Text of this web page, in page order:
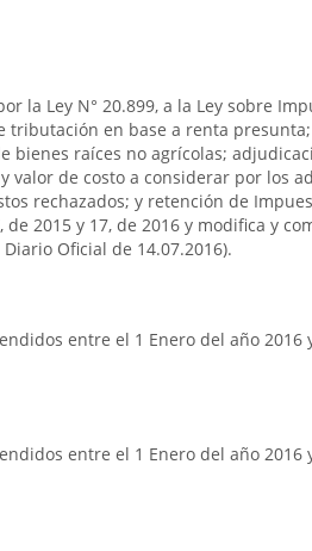
la Ley N° 20.899, a la Ley sobre
tributación en base a renta
bienes raíces no agrícolas;
valor de costo a considerar por los
rechazados; y retención de
de 2015 y 17, de 2016 y modifica y
Oficial de 14.07.2016).
entre el 1 Enero del año 2016
entre el 1 Enero del año 2016